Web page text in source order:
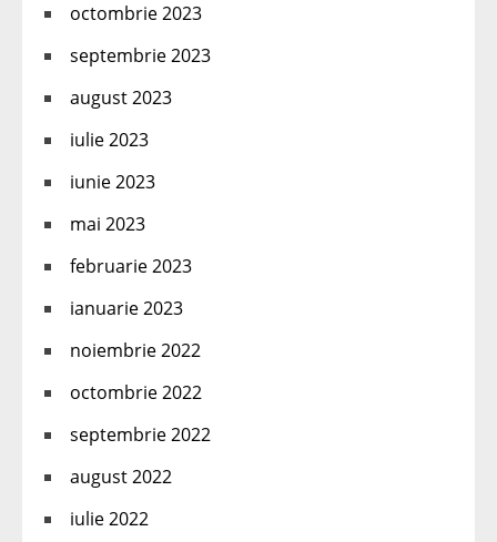
octombrie 2023
septembrie 2023
august 2023
iulie 2023
iunie 2023
mai 2023
februarie 2023
ianuarie 2023
noiembrie 2022
octombrie 2022
septembrie 2022
august 2022
iulie 2022